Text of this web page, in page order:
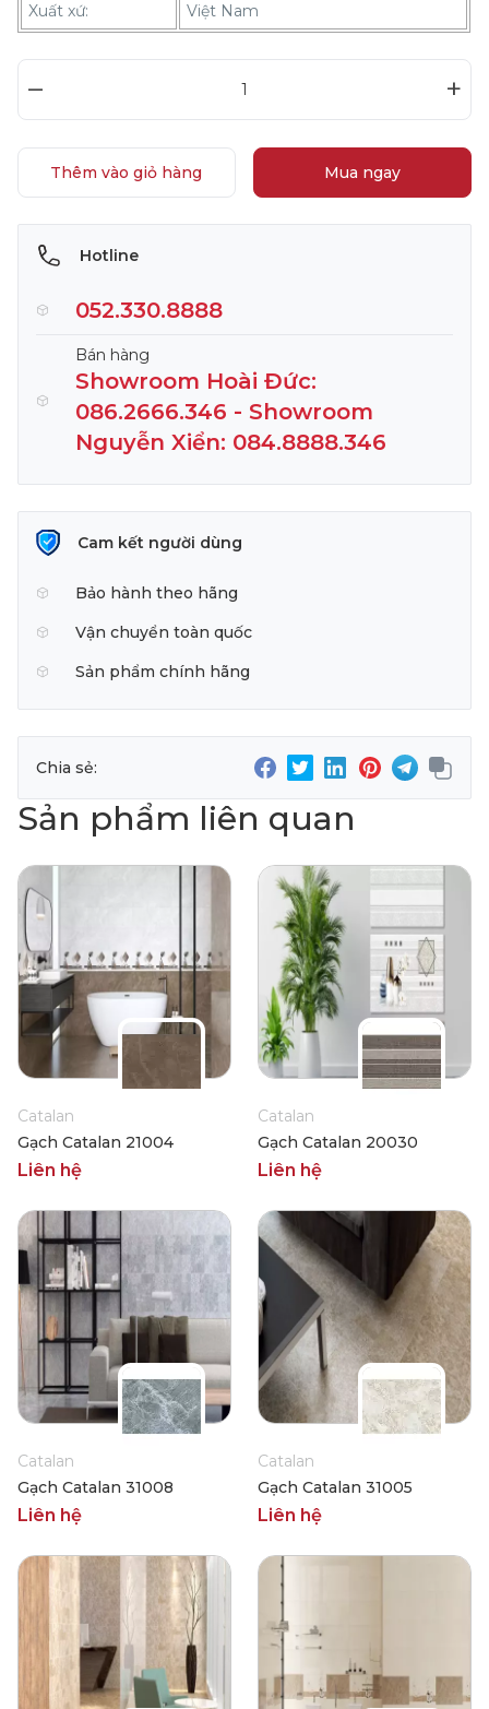
Xuất xứ:
Việt Nam
– +
Thêm vào giỏ hàng Mua ngay
Hotline
052.330.8888
Bán hàng
Showroom Hoài Đức:
086.2666.346 - Showroom
Nguyễn Xiển: 084.8888.346
Cam kết người dùng
Bảo hành theo hãng
Vận chuyển toàn quốc
Sản phẩm chính hãng
Chia sẻ:
Sản phẩm liên quan
Catalan
Gạch Catalan 21004
Liên hệ
Catalan
Gạch Catalan 20030
Liên hệ
Catalan
Gạch Catalan 31008
Liên hệ
Catalan
Gạch Catalan 31005
Liên hệ